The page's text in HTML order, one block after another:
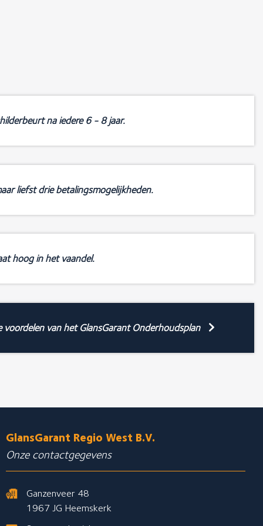
na iedere 6 - 8 jaar.
liefst drie betalingsmogelijkheden.
hoog in het vaandel.
voordelen van het GlansGarant Onderhoudsplan
GlansGarant Regio West B.V.
Onze contactgegevens
Ganzenveer 48
1967 JG Heemskerk